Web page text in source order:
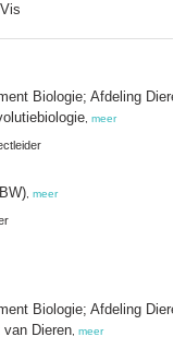
Biologie; Afdeling
meer
meer
Biologie; Afdeling
Dieren meer